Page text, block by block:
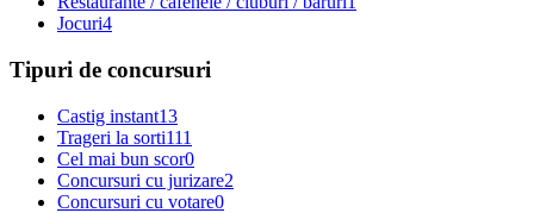
Jocuri4
Tipuri de concursuri
Castig instant13
Trageri la sorti111
Cel mai bun scor0
Concursuri cu jurizare2
Concursuri cu votare0